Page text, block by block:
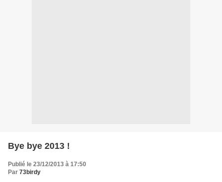
Bye bye 2013 !
Publié le 23/12/2013 à 17:50
Par 73birdy